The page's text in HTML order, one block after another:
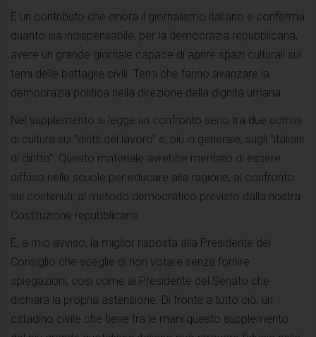
È un contributo che onora il giornalismo italiano e conferma
quanto sia indispensabile, per la democrazia repubblicana,
avere un grande giornale capace di aprire spazi culturali sui
temi delle battaglie civili. Temi che fanno avanzare la
democrazia politica nella direzione della dignità umana.
Nel supplemento si legge un confronto serio tra due uomini
di cultura sui "diritti del lavoro" e, più in generale, sugli "italiani
di diritto". Questo materiale avrebbe meritato di essere
diffuso nelle scuole per educare alla ragione, al confronto
sui contenuti, al metodo democratico previsto dalla nostra
Costituzione repubblicana.
È, a mio avviso, la miglior risposta alla Presidente del
Consiglio che sceglie di non votare senza fornire
spiegazioni, così come al Presidente del Senato che
dichiara la propria astensione. Di fronte a tutto ciò, un
cittadino civile che tiene tra le mani questo supplemento